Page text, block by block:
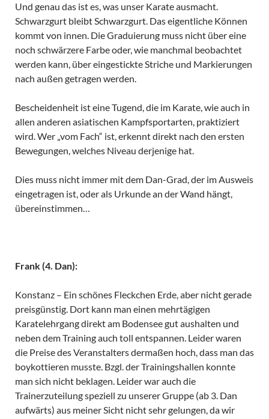
Und genau das ist es, was unser Karate ausmacht.
Schwarzgurt bleibt Schwarzgurt. Das eigentliche Können
kommt von innen. Die Graduierung muss nicht über eine
noch schwärzere Farbe oder, wie manchmal beobachtet
werden kann, über eingestickte Striche und Markierungen
nach außen getragen werden.
Bescheidenheit ist eine Tugend, die im Karate, wie auch in
allen anderen asiatischen Kampfsportarten, praktiziert
wird. Wer „vom Fach“ ist, erkennt direkt nach den ersten
Bewegungen, welches Niveau derjenige hat.
Dies muss nicht immer mit dem Dan-Grad, der im Ausweis
eingetragen ist, oder als Urkunde an der Wand hängt,
übereinstimmen…
Frank (4. Dan):
Konstanz – Ein schönes Fleckchen Erde, aber nicht gerade
preisgünstig. Dort kann man einen mehrtägigen
Karatelehrgang direkt am Bodensee gut aushalten und
neben dem Training auch toll entspannen. Leider waren
die Preise des Veranstalters dermaßen hoch, dass man das
boykottieren musste. Bzgl. der Trainingshallen konnte
man sich nicht beklagen. Leider war auch die
Trainerzuteilung speziell zu unserer Gruppe (ab 3. Dan
aufwärts) aus meiner Sicht nicht sehr gelungen, da wir